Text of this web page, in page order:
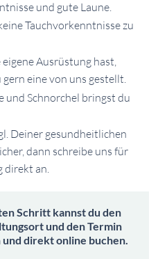
und gute Laune.
Tauchvorkenntnisse zu
eigene Ausrüstung hast,
eine von uns gestellt.
und Schnorchel bringst du
Deiner gesundheitlichen
dann schreibe uns für
direkt an.
Schritt kannst du den
und den Termin
und direkt online buchen.